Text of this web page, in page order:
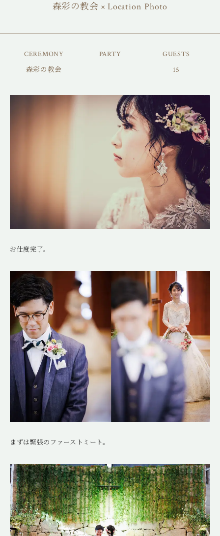
森彩の教会 × Location Photo
CEREMONY
森彩の教会
PARTY
GUESTS
15
お仕度完了。
まずは緊張のファーストミート。